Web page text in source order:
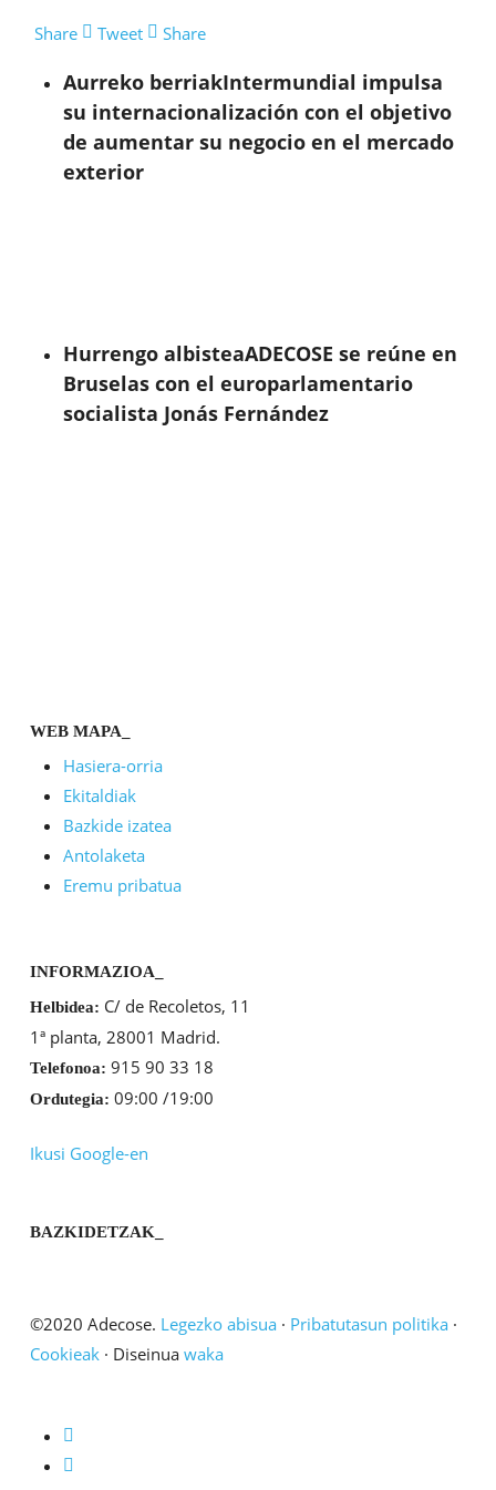
Share Tweet Share
Aurreko berriakIntermundial impulsa
su internacionalización con el objetivo
de aumentar su negocio en el mercado
exterior
Hurrengo albisteaADECOSE se reúne en
Bruselas con el europarlamentario
socialista Jonás Fernández
WEB MAPA_
Hasiera-orria
Ekitaldiak
Bazkide izatea
Antolaketa
Eremu pribatua
INFORMAZIOA_
Helbidea: C/ de Recoletos, 11
1ª planta, 28001 Madrid.
Telefonoa: 915 90 33 18
Ordutegia: 09:00 /19:00
Ikusi Google-en
BAZKIDETZAK_
©2020 Adecose. Legezko abisua· Pribatutasun politika·
Cookieak· Diseinua waka
twitter
linkedin